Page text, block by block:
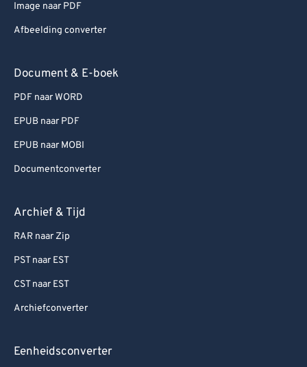
Image naar PDF
Afbeelding converter
Document & E-boek
PDF naar WORD
EPUB naar PDF
EPUB naar MOBI
Documentconverter
Archief & Tijd
RAR naar Zip
PST naar EST
CST naar EST
Archiefconverter
Eenheidsconverter